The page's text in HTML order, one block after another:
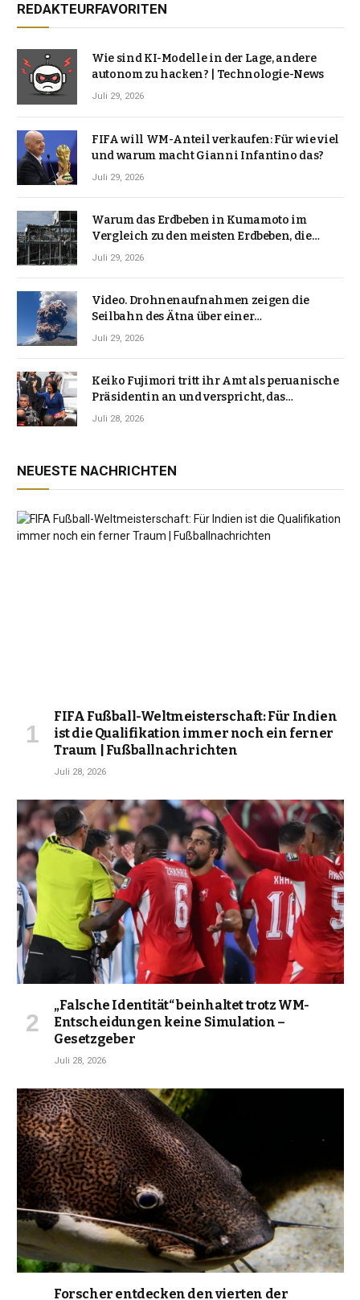
REDAKTEURFAVORITEN
Wie sind KI-Modelle in der Lage, andere
autonom zu hacken? | Technologie-News
Juli 29, 2026
FIFA will WM-Anteil verkaufen: Für wie viel
und warum macht Gianni Infantino das?
Juli 29, 2026
Warum das Erdbeben in Kumamoto im
Vergleich zu den meisten Erdbeben, die
Japan erschütterten, ungewöhnlich ist
Juli 29, 2026
Video. Drohnenaufnahmen zeigen die
Seilbahn des Ätna über einer
Vulkanlandschaft
Juli 29, 2026
Keiko Fujimori tritt ihr Amt als peruanische
Präsidentin an und verspricht, das
Jahrzehnt der Instabilität zu beenden
Juli 28, 2026
NEUESTE NACHRICHTEN
FIFA Fußball-Weltmeisterschaft: Für Indien
ist die Qualifikation immer noch ein ferner
Traum | Fußballnachrichten
Juli 28, 2026
„Falsche Identität“ beinhaltet trotz WM-
Entscheidungen keine Simulation –
Gesetzgeber
Juli 28, 2026
Forscher entdecken den vierten der